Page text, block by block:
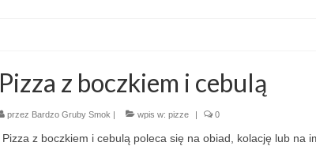
Pizza z boczkiem i cebulą
przez Bardzo Gruby Smok | wpis w: pizze | 0
Pizza z boczkiem i cebulą poleca się na obiad, kolację lub na